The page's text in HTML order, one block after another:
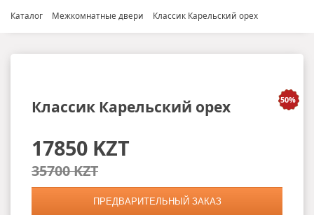
Каталог Межкомнатные двери Классик Карельский орех
Классик Карельский орех
17850 KZT
35700 KZT